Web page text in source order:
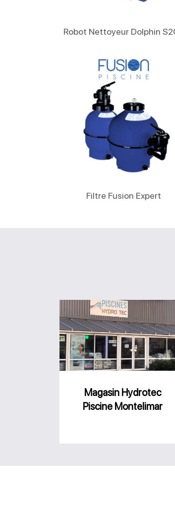
Robot Nettoyeur Dolphin
Filtre Fusion Expert
Magasin
Hydrotec
Piscine
Montelimar
Magasin Hydrotec
Piscine Montelimar